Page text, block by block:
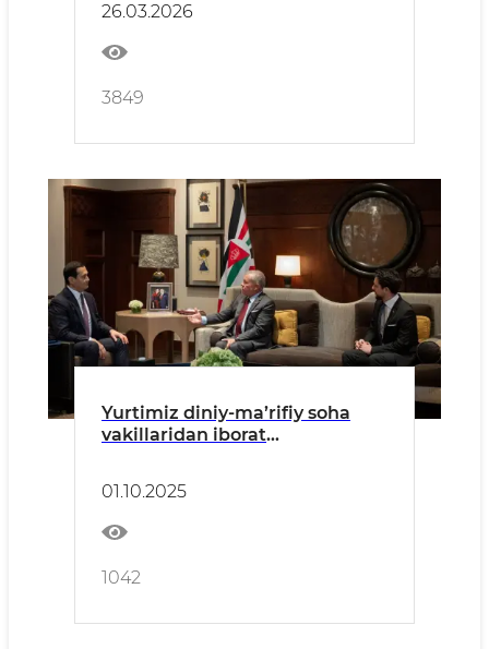
26.03.2026
3849
Yurtimiz diniy-ma’rifiy soha
vakillaridan iborat
o‘tkazildi
01.10.2025
1042